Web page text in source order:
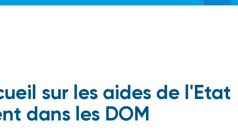
sur les aides de l'Etat
dans les DOM